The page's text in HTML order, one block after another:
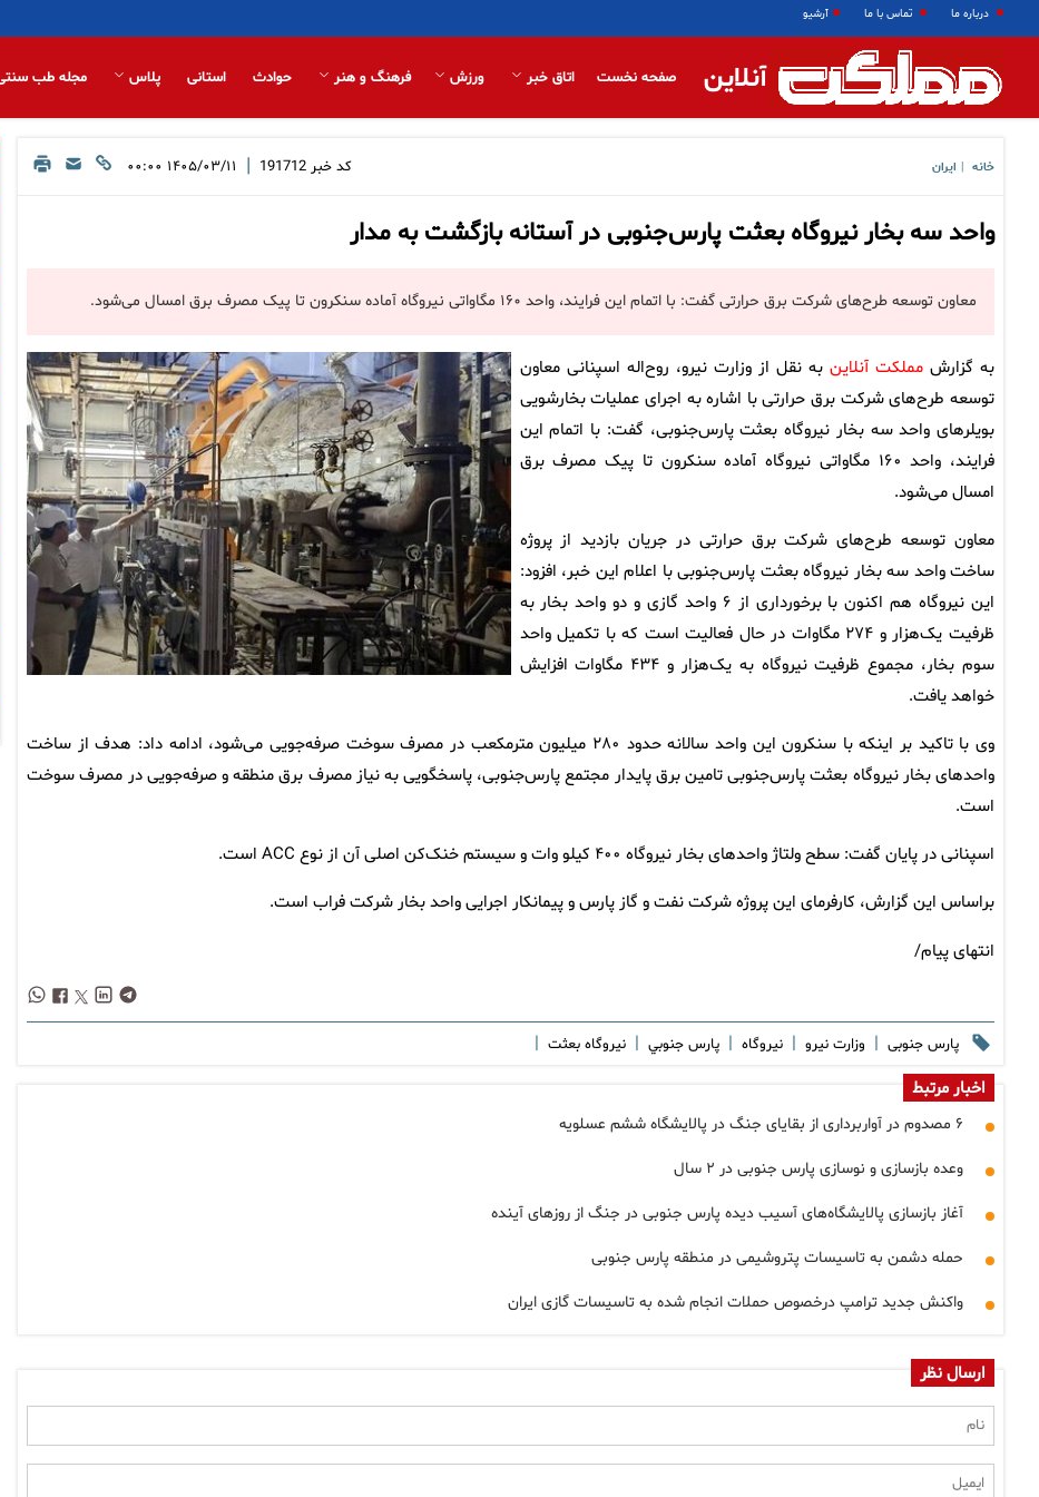
درباره ما تماس با ما آرشیو
آنلاین صفحه نخست اتاق خبر ورزش فرهنگ و هنر حوادث استانی پلاس مجله طب
خانه ایران کد خبر 191712
| ۱۴۰۵/۰۳/۱۱ ۰۰:۰۰
واحد سه بخار نیروگاه بعثت‌ پارس‌جنوبی در آستانه بازگشت به مدار
معاون توسعه طرح‌های شرکت برق حرارتی گفت: با اتمام این فرایند، واحد ۱۶۰ مگاواتی نیروگاه آماده سنکرون تا پیک مصرف برق امسال می‌شود.
به گزارشمملکت آنلاینبه نقل از وزارت نیرو، روح‌اله اسپنانی معاون
توسعه طرح‌های شرکت برق حرارتی با اشاره به اجرای عملیات بخارشویی
بویلرهای واحد سه بخار نیروگاه بعثت‌ پارس‌جنوبی، گفت: با اتمام این
فرایند، واحد ۱۶۰ مگاواتی نیروگاه آماده سنکرون تا پیک مصرف برق
امسال می‌شود.
معاون توسعه طرح‌های شرکت برق حرارتی در جریان بازدید از پروژه
ساخت واحد سه بخار نیروگاه بعثت پارس‌جنوبی با اعلام این خبر، افزود:
این نیروگاه هم اکنون با برخورداری از ۶ واحد گازی و دو واحد بخار به
ظرفیت یک‌هزار و ۲۷۴ مگاوات در حال فعالیت است که با تکمیل واحد
سوم بخار، مجموع ظرفیت نیروگاه به یک‌هزار و ۴۳۴ مگاوات افزایش
خواهد یافت.
وی با تاکید بر اینکه با سنکرون این واحد سالانه حدود ۲۸۰ میلیون مترمکعب در مصرف سوخت صرفه‌جویی می‌شود، ادامه داد: هدف از ساخت
واحدهای بخار نیروگاه بعثت پارس‌جنوبی تامین برق پایدار مجتمع پارس‌جنوبی، پاسخگویی به نیاز مصرف برق منطقه و صرفه‌جویی در مصرف سوخت
است.
اسپنانی در پایان گفت: سطح ولتاژ واحدهای بخار نیروگاه ۴۰۰ کیلو وات و سیستم خنک‌کن اصلی آن از نوع ACC است.
براساس این گزارش، کارفرمای این پروژه شرکت نفت و گاز پارس و پیمانکار اجرایی واحد بخار شرکت فراب است.
انتهای پیام/
پارس جنوبی | وزارت نیرو | نیروگاه | پارس جنوبي | نیروگاه بعثت |
اخبار مرتبط
۶ مصدوم در آواربرداری از بقایای جنگ در پالایشگاه ششم عسلویه
وعده بازسازی و نوسازی پارس جنوبی در ۲ سال
آغاز بازسازی پالایشگاه‌های آسیب دیده پارس جنوبی در جنگ از روزهای آینده
حمله دشمن به تاسیسات پتروشیمی در منطقه پارس جنوبی
واکنش جدید ترامپ درخصوص حملات انجام شده به تاسیسات گازی ایران
ارسال نظر